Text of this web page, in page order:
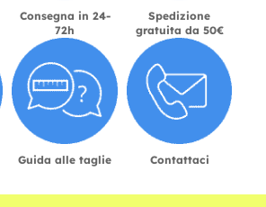
Consegna in 24-
72h
Spedizione
gratuita da 50€
Guida alle taglie Contattaci